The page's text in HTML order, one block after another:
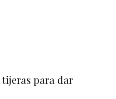
tijeras para dar